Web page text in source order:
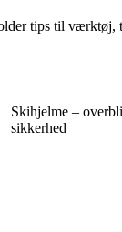
tips til
Skihjelme –
sikkerhed